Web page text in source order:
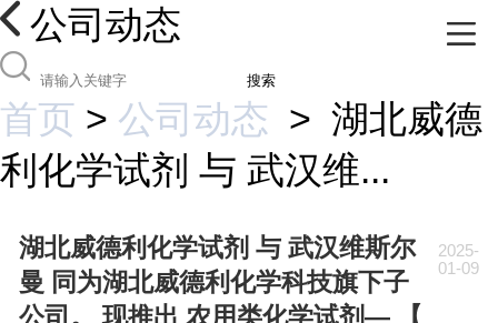
公司动态
搜索
首页 > 公司动态 > 湖北威德
利化学试剂 与 武汉维...
湖北威德利化学试剂 与 武汉维斯尔
曼 同为湖北威德利化学科技旗下子
公司。 现推出 农用类化学试剂— 【
2025-
01-09